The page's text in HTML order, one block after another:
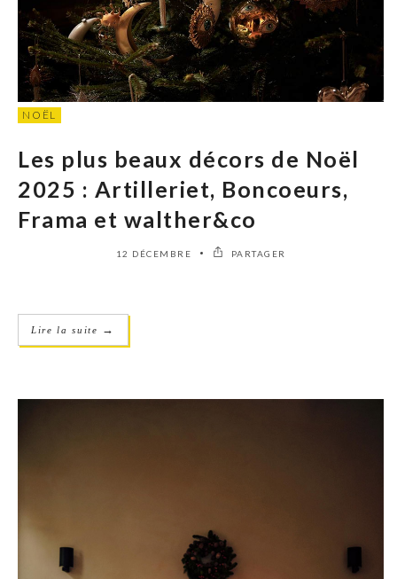
NOËL
Les plus beaux décors de Noël
2025 : Artilleriet, Boncoeurs,
Frama et walther&co
12 DÉCEMBRE PARTAGER
Lire la suite →